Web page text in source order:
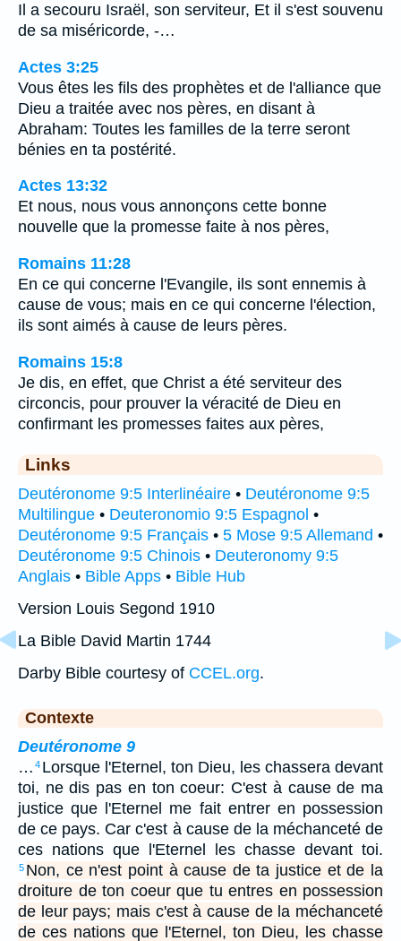
Il a secouru Israël, son serviteur, Et il s'est souvenu
de sa miséricorde, -…
Actes 3:25
Vous êtes les fils des prophètes et de l'alliance que
Dieu a traitée avec nos pères, en disant à
Abraham: Toutes les familles de la terre seront
bénies en ta postérité.
Actes 13:32
Et nous, nous vous annonçons cette bonne
nouvelle que la promesse faite à nos pères,
Romains 11:28
En ce qui concerne l'Evangile, ils sont ennemis à
cause de vous; mais en ce qui concerne l'élection,
ils sont aimés à cause de leurs pères.
Romains 15:8
Je dis, en effet, que Christ a été serviteur des
circoncis, pour prouver la véracité de Dieu en
confirmant les promesses faites aux pères,
Links
Deutéronome 9:5 Interlinéaire • Deutéronome 9:5
Multilingue • Deuteronomio 9:5 Espagnol •
Deutéronome 9:5 Français • 5 Mose 9:5 Allemand •
Deutéronome 9:5 Chinois • Deuteronomy 9:5
Anglais • Bible Apps • Bible Hub
Version Louis Segond 1910
La Bible David Martin 1744
Darby Bible courtesy of CCEL.org.
Contexte
Deutéronome 9
… 4 Lorsque l'Eternel, ton Dieu, les chassera devant
toi, ne dis pas en ton coeur: C'est à cause de ma
justice que l'Eternel me fait entrer en possession
de ce pays. Car c'est à cause de la méchanceté de
ces nations que l'Eternel les chasse devant toi.
5 Non, ce n'est point à cause de ta justice et de la
droiture de ton coeur que tu entres en possession
de leur pays; mais c'est à cause de la méchanceté
de ces nations que l'Eternel, ton Dieu, les chasse